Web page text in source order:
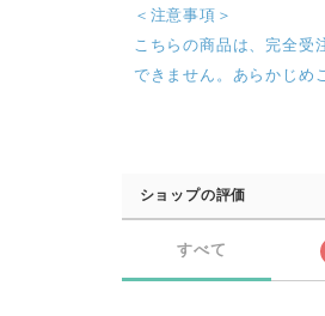
＜注意事項＞
こちらの商品は、完全受
できません。あらかじめ
ショップの評価
すべて